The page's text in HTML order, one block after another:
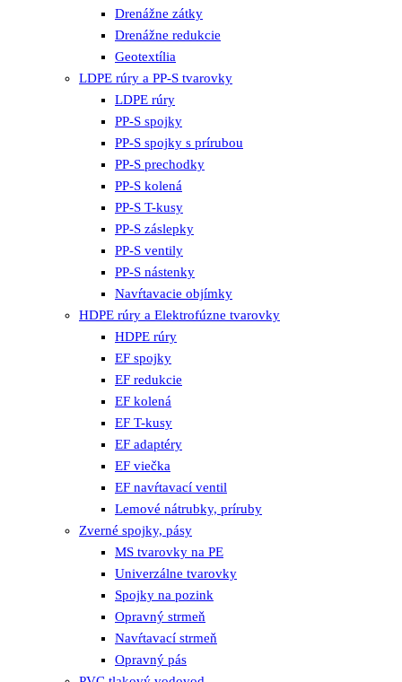
Drenážne zátky
Drenážne redukcie
Geotextília
LDPE rúry a PP-S tvarovky
LDPE rúry
PP-S spojky
PP-S spojky s prírubou
PP-S prechodky
PP-S kolená
PP-S T-kusy
PP-S záslepky
PP-S ventily
PP-S nástenky
Navŕtavacie objímky
HDPE rúry a Elektrofúzne tvarovky
HDPE rúry
EF spojky
EF redukcie
EF kolená
EF T-kusy
EF adaptéry
EF viečka
EF navŕtavací ventil
Lemové nátrubky, príruby
Zverné spojky, pásy
MS tvarovky na PE
Univerzálne tvarovky
Spojky na pozink
Opravný strmeň
Navŕtavací strmeň
Opravný pás